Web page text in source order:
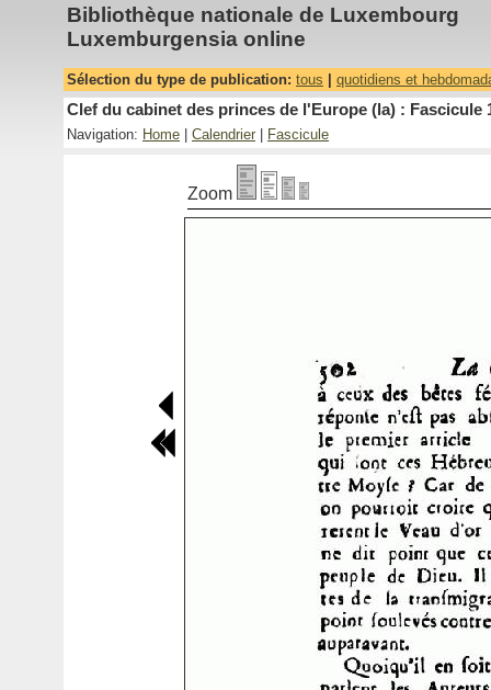
Bibliothèque nationale de Luxembourg
Luxemburgensia online
Sélection du type de publication: tous quotidiens et
Clef du cabinet des princes de l'Europe (la) : Fascicule
Navigation: Home Calendrier Fascicule
Zoom